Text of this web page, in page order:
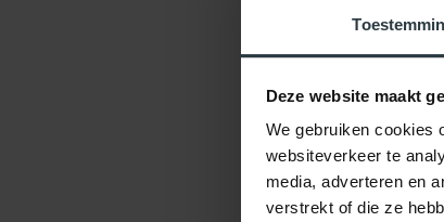
Deze website maakt
We gebruiken cookies
websiteverkeer te
media, adverteren en
verstrekt of die ze